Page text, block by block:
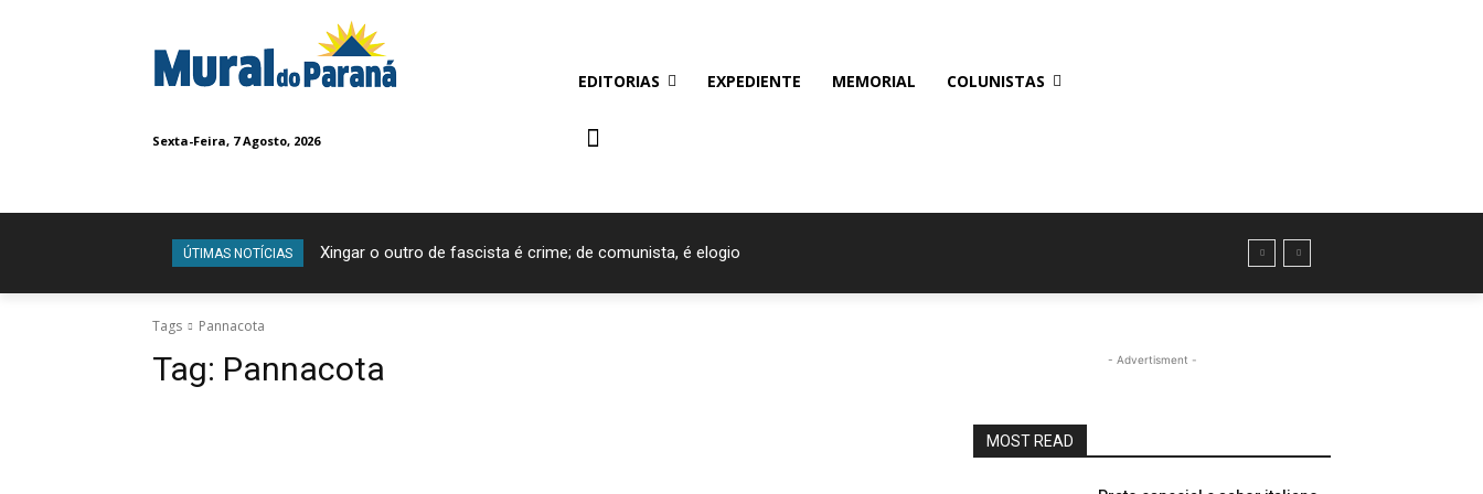
Sexta-Feira, 7 Agosto, 2026
EDITORIAS EXPEDIENTE MEMORIAL COLUNISTAS
ÚTIMAS NOTÍCIAS Xingar o outro de fascista é crime; de comunista, é elogio
Tags Pannacota
Tag: Pannacota - Advertisment -
MOST READ